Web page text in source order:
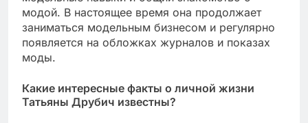
модой. В настоящее время она продолжает
заниматься модельным бизнесом и регулярно
появляется на обложках журналов и показах
моды.
Какие интересные факты о личной жизни
Татьяны Друбич известны?